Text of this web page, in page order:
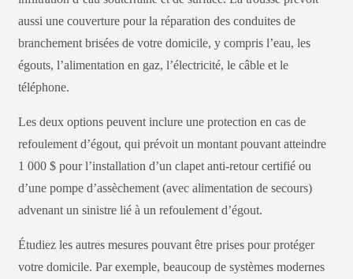
aussi une couverture pour la réparation des conduites de
branchement brisées de votre domicile, y compris l’eau, les
égouts, l’alimentation en gaz, l’électricité, le câble et le
téléphone.
Les deux options peuvent inclure une protection en cas de
refoulement d’égout, qui prévoit un montant pouvant atteindre
1 000 $ pour l’installation d’un clapet anti-retour certifié ou
d’une pompe d’assèchement (avec alimentation de secours)
advenant un sinistre lié à un refoulement d’égout.
Étudiez les autres mesures pouvant être prises pour protéger
votre domicile. Par exemple, beaucoup de systèmes modernes